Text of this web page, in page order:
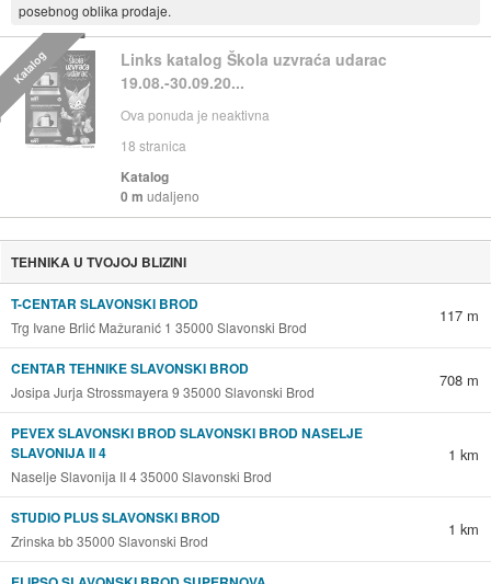
posebnog oblika prodaje.
Links katalog Škola uzvraća udarac
19.08.-30.09.20...
Ova ponuda je neaktivna
18 stranica
Katalog
0 m udaljeno
Katalog
TEHNIKA U TVOJOJ BLIZINI
T-CENTAR SLAVONSKI BROD
Trg Ivane Brlić Mažuranić 1 35000 Slavonski Brod
117 m
CENTAR TEHNIKE SLAVONSKI BROD
Josipa Jurja Strossmayera 9 35000 Slavonski Brod
708 m
PEVEX SLAVONSKI BROD SLAVONSKI BROD NASELJE
SLAVONIJA II 4
Naselje Slavonija II 4 35000 Slavonski Brod
1 km
STUDIO PLUS SLAVONSKI BROD
Zrinska bb 35000 Slavonski Brod
1 km